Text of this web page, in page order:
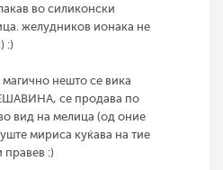
во силиконски
желудников ионака не
:)
нешто се вика
се продава по
вид на мелица (од оние
мириса куќава на тие
правев :)